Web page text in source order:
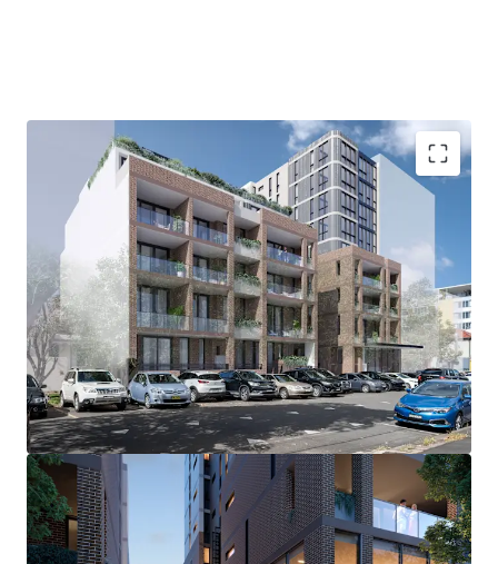
Development Highlights:
Rare DA approval providing the opportunity to
develop a boutique mixed-use project
Near level 1,264 sqm* site featuring an approved
GFA of 3,055.7 sqm*
A quality apartment mix featuring a total of 26
apartments and ground floor commercial
Surrounded by an abundance o premium leisure and
lifestyle amenity
Optimal position within the heart of the evolving
Kensington Town Centre
Highly accessible and well-connected location, only